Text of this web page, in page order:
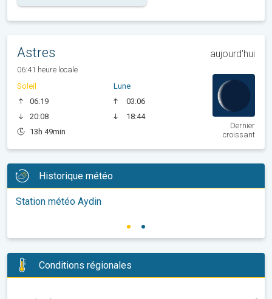
Astres aujourd'hui
06:41 heure locale
Soleil
06:19
20:08
13h 49min
Lune
03:06
18:44
Dernier
croissant
Historique météo
Station météo Aydin
Conditions régionales